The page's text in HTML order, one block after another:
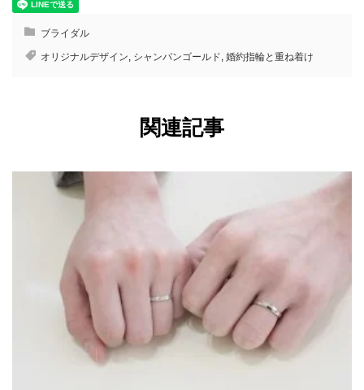
ブライダル
オリジナルデザイン シャンパンゴールド 婚約指輪と重ね着け
関連記事